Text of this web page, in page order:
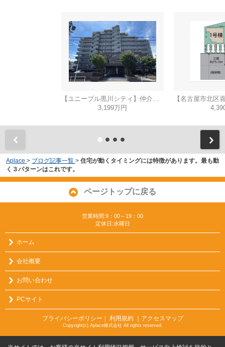
【ユニーブル黒川シティ】仲介手数料無料！城北小学校・北陵中学校
3,199万円
Aplace > ブログ記事一覧 > 住宅が動くタイミングには特徴があります。最も動
く３パターンはこれです。
ページトップに戻る
営業時間:9：00～19：00
定休日:水曜日
ホーム
会社概要
お問い合わせ
PCサイト
プライバシーポリシー ｜ 利用規約 ｜アクセスマップ
Copyright(c) Aplace株式会社 All rights reserved.